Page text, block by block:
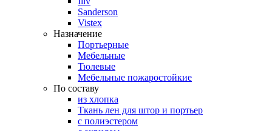
Sanderson
Vistex
Назначение
Портьерные
Мебельные
Тюлевые
Мебельные пожаростойкие
По составу
из хлопка
Ткань лен для штор и портьер
с полиэстером